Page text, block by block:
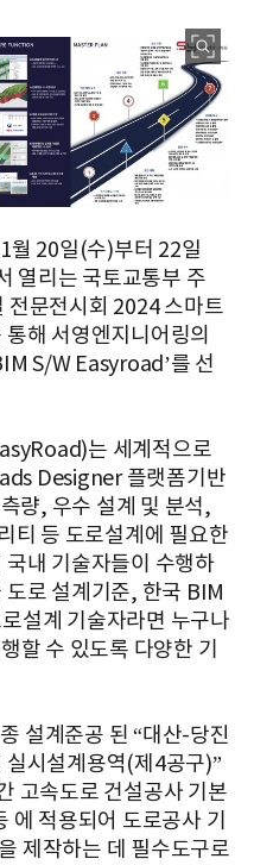
월 20일(수)부터 22일
열리는 국토교통부 주
전문전시회 2024 스마트
해 서영엔지니어링의
S/W Easyroad’를 선
는 세계적으로
Designer 플랫폼기반
량, 우수 설계 및 분석,
티 등 도로설계에 필요한
내 기술자들이 수행하
로 설계기준, 한국 BIM
설계 기술자라면 누구나
할 수 있도록 다양한 기
설계준공 된 “대산-당진
실시설계용역(제4공구)”
고속도로 건설공사 기본
에 적용되어 도로공사 기
제작하는 데 필수도구로